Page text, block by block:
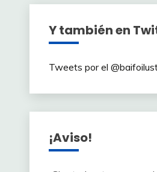
Y también en
Tweets por el
¡Aviso!